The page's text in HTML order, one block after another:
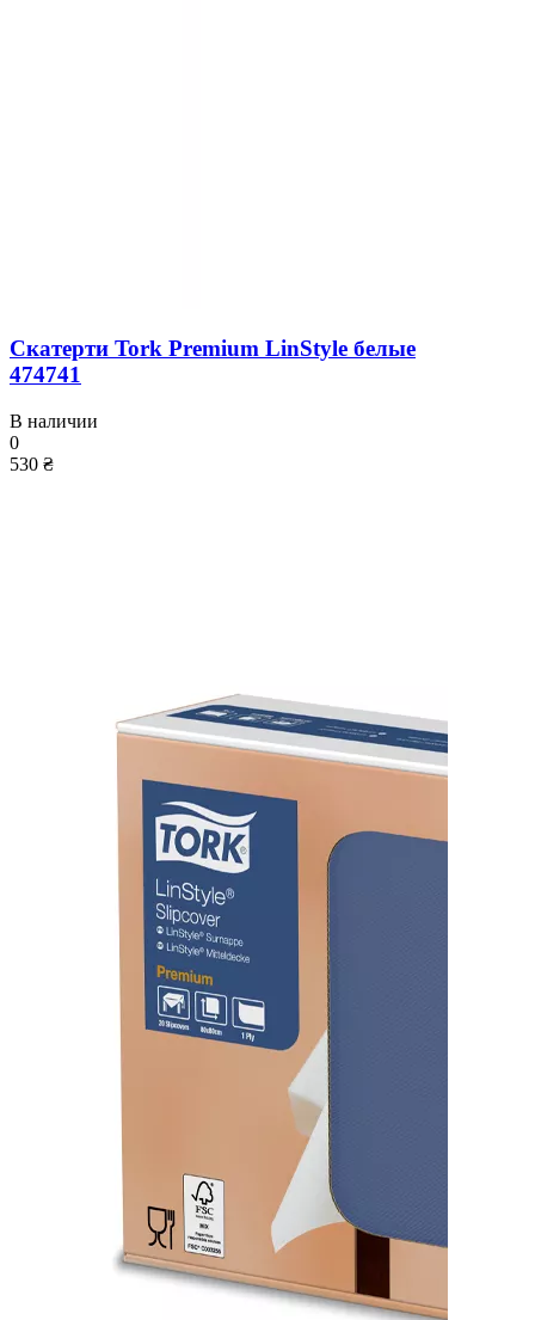
Скатерти Tork Premium LinStyle белые
474741
В наличии
0
530 ₴